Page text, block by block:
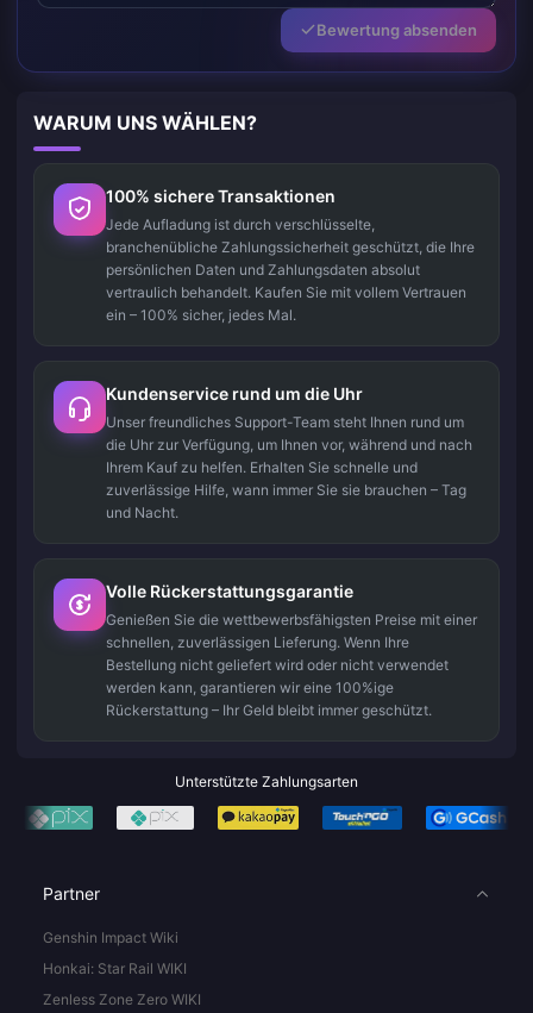
Bewertung absenden
WARUM UNS WÄHLEN?
100% sichere Transaktionen
Jede Aufladung ist durch verschlüsselte,
branchenübliche Zahlungssicherheit geschützt, die Ihre
persönlichen Daten und Zahlungsdaten absolut
vertraulich behandelt. Kaufen Sie mit vollem Vertrauen
ein – 100% sicher, jedes Mal.
Kundenservice rund um die Uhr
Unser freundliches Support-Team steht Ihnen rund um
die Uhr zur Verfügung, um Ihnen vor, während und nach
Ihrem Kauf zu helfen. Erhalten Sie schnelle und
zuverlässige Hilfe, wann immer Sie sie brauchen – Tag
und Nacht.
Volle Rückerstattungsgarantie
Genießen Sie die wettbewerbsfähigsten Preise mit einer
schnellen, zuverlässigen Lieferung. Wenn Ihre
Bestellung nicht geliefert wird oder nicht verwendet
werden kann, garantieren wir eine 100%ige
Rückerstattung – Ihr Geld bleibt immer geschützt.
Unterstützte Zahlungsarten
Partner
Genshin Impact Wiki
Honkai: Star Rail WIKI
Zenless Zone Zero WIKI